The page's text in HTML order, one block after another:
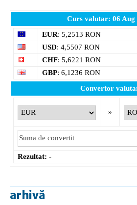
Curs valutar: 06 Aug
EUR: 5,2513 RON
USD: 4,5507 RON
CHF: 5,6221 RON
GBP: 6,1236 RON
Convertor
»
Rezultat: -
arhivă